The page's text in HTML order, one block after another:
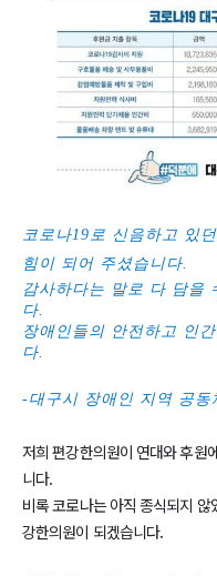
코로나19로 신음하고 있
힘이 되어 주셨습니다.
감사하다는 말로 다 담을
다.
장애인들의 안전하고 인
다.
-대구시 장애인 지역 공동
저희 편강한의원이 연대와 후원
니다.
비록 코로나는 아직 종식되지
강한의원이 되겠습니다.